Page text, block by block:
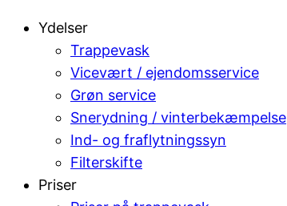
Ydelser
Trappevask
Vicevært / ejendomsservice
Grøn service
Snerydning / vinterbekæmpelse
Ind- og fraflytningssyn
Filterskifte
Priser